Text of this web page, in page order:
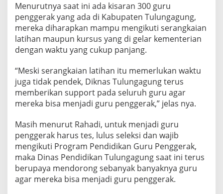
Menurutnya saat ini ada kisaran 300 guru
penggerak yang ada di Kabupaten Tulungagung,
mereka diharapkan mampu mengikuti serangkaian
latihan maupun kursus yang di gelar kementerian
dengan waktu yang cukup panjang.
“Meski serangkaian latihan itu memerlukan waktu
juga tidak pendek, Diknas Tulungagung terus
memberikan support pada seluruh guru agar
mereka bisa menjadi guru penggerak,” jelas nya.
Masih menurut Rahadi, untuk menjadi guru
penggerak harus tes, lulus seleksi dan wajib
mengikuti Program Pendidikan Guru Penggerak,
maka Dinas Pendidikan Tulungagung saat ini terus
berupaya mendorong sebanyak banyaknya guru
agar mereka bisa menjadi guru penggerak.